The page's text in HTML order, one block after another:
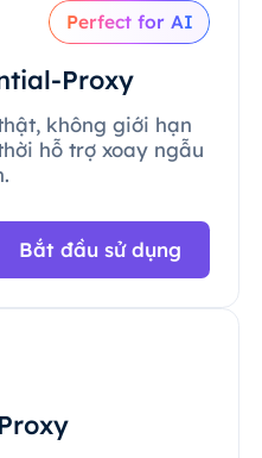
Perfect for AI
Proxy
không giới hạn
hỗ trợ xoay ngẫu
Bắt đầu sử dụng